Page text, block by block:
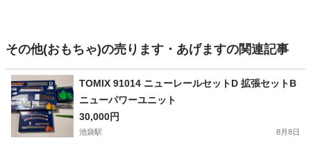
その他(おもちゃ)の売ります・あげますの関連記事
TOMIX 91014 ニューレールセットD 拡張セットB
ニューパワーユニット
30,000円
池袋駅 8月8日